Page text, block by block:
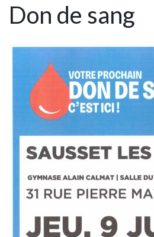
Don de sang